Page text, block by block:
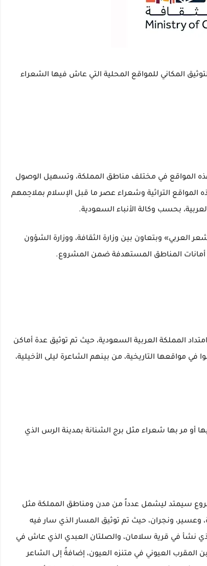
المكاني للمواقع المحلية التي عاش فيها الشعراء
المواقع في مختلف مناطق المملكة، وتسهيل الوصول
المواقع التراثية وشعراء عصر ما قبل الإسلام بملاحِمهم
بحسب وكالة الأنباء السعودية.
العربي» وبتعاون بين وزارة الثقافة، ووزارة الشؤون
أمانات المناطق المستهدفة ضمن المشروع.
المملكة العربية السعودية، حيث تم توثيق عدة أماكن
مواقعها التاريخية، من بينهم الشاعرة ليلى الأخيلية،
مر بها شعراء مثل برج الشنانة بمدينة الرس الذي
سيمتد ليشمل عدداً من مدن ومناطق المملكة مثل
وعسير، ونجران، حيث تم توثيق المسار الذي سار فيه
نشأ في قرية سلامان، والصلتان العبدي الذي عاش في
المقرب العيوني في متنزه العيون، إضافةً إلى الشاعر